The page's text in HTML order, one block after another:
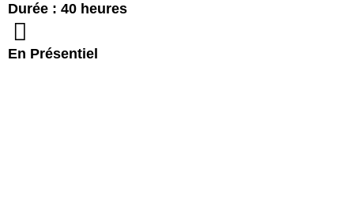
Durée : 40 heures
En Présentiel